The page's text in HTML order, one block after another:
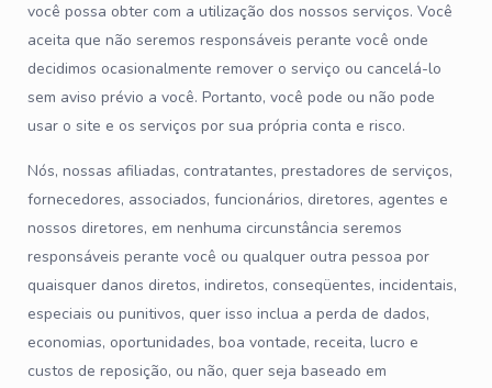
você possa obter com a utilização dos nossos serviços. Você
aceita que não seremos responsáveis perante você onde
decidimos ocasionalmente remover o serviço ou cancelá-lo
sem aviso prévio a você. Portanto, você pode ou não pode
usar o site e os serviços por sua própria conta e risco.
Nós, nossas afiliadas, contratantes, prestadores de serviços,
fornecedores, associados, funcionários, diretores, agentes e
nossos diretores, em nenhuma circunstância seremos
responsáveis perante você ou qualquer outra pessoa por
quaisquer danos diretos, indiretos, conseqüentes, incidentais,
especiais ou punitivos, quer isso inclua a perda de dados,
economias, oportunidades, boa vontade, receita, lucro e
custos de reposição, ou não, quer seja baseado em